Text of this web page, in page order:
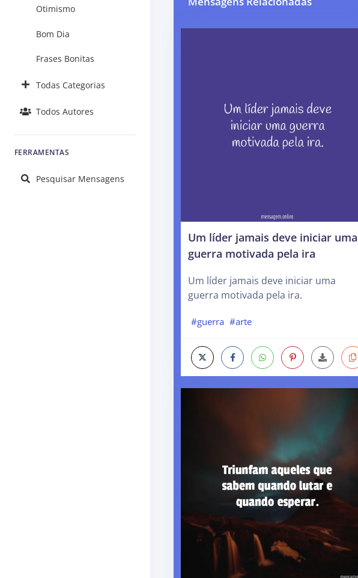
Otimismo
Bom Dia
Frases Bonitas
Todas Categorias
Todos Autores
FERRAMENTAS
Pesquisar Mensagens
Um líder jamais deve iniciar uma
guerra motivada pela ira
Um líder jamais deve iniciar uma
guerra motivada pela ira.
#guerra #arte